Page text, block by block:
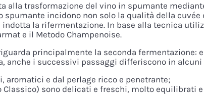
alla trasformazione del vino in spumante
incidono non solo la qualità della cuvée
la rifermentazione. In base alla tecnica
e il Metodo Champenoise.
principalmente la seconda fermentazione:
anche i successivi passaggi differiscono in
aromatici e dal perlage ricco e penetrante;
sono delicati e freschi, molto equilibrati